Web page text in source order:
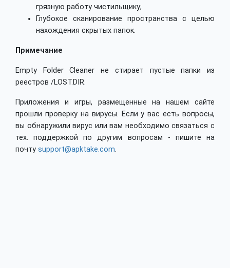
грязную работу чистильщику;
Глубокое сканирование пространства с целью
нахождения скрытых папок.
Примечание
Empty Folder Cleaner не стирает пустые папки из
реестров /LOST.DIR.
Приложения и игры, размещенные на нашем сайте
прошли проверку на вирусы. Если у вас есть вопросы,
вы обнаружили вирус или вам необходимо связаться с
тех. поддержкой по другим вопросам - пишите на
почту support@apktake.com.